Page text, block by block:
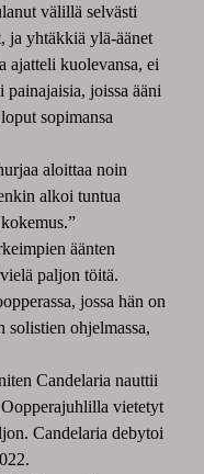
välillä selvästi
ja yhtäkkiä ylä-äänet
ajatteli kuolevansa, ei
joissa ääni
sopimansa
aloittaa noin
alkoi tuntua
äänten
paljon töitä.
jossa hän on
ohjelmassa,
Candelaria nauttii
vietetyt
Candelaria debytoi